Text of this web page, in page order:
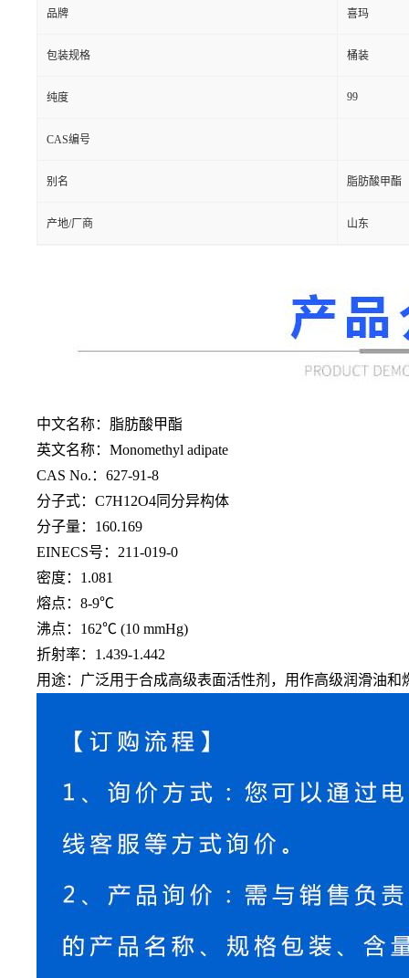
品牌 喜玛
包装规格 桶装
纯度 99
CAS编号
别名 脂肪酸甲酯
产地/厂商 山东
中文名称：脂肪酸甲酯
英文名称： Monomethyl adipate
CAS No.：627-91-8
分子式： C7H12O4同分异构体
分子量： 160.169
EINECS号：211-019-0
密度： 1.081
熔点： 8-9℃
沸点： 162℃ (10 mmHg)
折射率： 1.439-1.442
用途：广泛用于合成高级表面活性剂，用作高级润滑油